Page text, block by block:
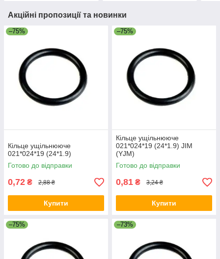
Акційні пропозиції та новинки
–75%
Кільце ущільнююче
021*024*19 (24*1.9)
Готово до відправки
0,72 ₴ 2,88 ₴
Купити
–75%
Кільце ущільнююче
021*024*19 (24*1.9) JIM
(YJM)
Готово до відправки
0,81 ₴ 3,24 ₴
Купити
–75% –73%